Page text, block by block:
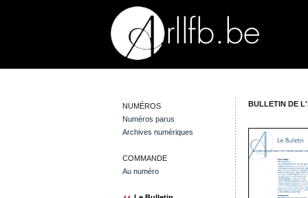
NUMÉROS
Numéros parus
Archives numériques
COMMANDE
Au numéro
BULLETIN DE